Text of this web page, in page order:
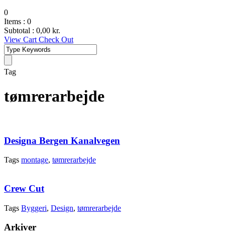
0
Items : 0
Subtotal : 0,00 kr.
View Cart Check Out
Tag
tømrerarbejde
Designa Bergen Kanalvegen
Tags montage, tømrerarbejde
Crew Cut
Tags Byggeri, Design, tømrerarbejde
Arkiver